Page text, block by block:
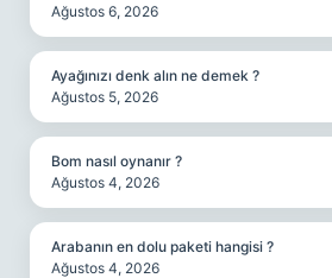
Ağustos 6, 2026
Ayağınızı denk alın ne demek ?
Ağustos 5, 2026
Bom nasıl oynanır ?
Ağustos 4, 2026
Arabanın en dolu paketi hangisi ?
Ağustos 4, 2026